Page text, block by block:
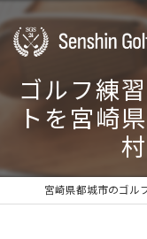
ゴルフ練
トを宮崎